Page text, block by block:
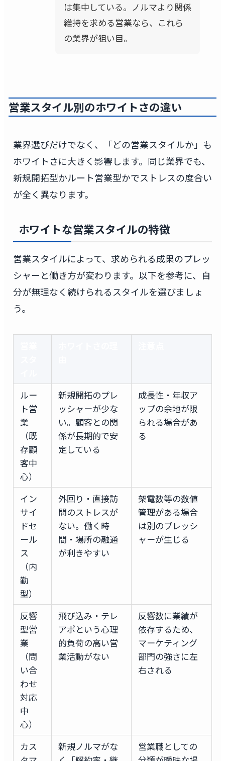
は集中している。ノルマより関係
維持を求める営業なら、これら
の業界が狙い目。
営業スタイル別のホワイトさの違い
業界選びだけでなく、「どの営業スタイルか」も
ホワイトさに大きく影響します。同じ業界でも、
新規開拓型かルート営業型かでストレスの度合い
が全く異なります。
ホワイトな営業スタイルの特徴
営業スタイルによって、求められる成果のプレッ
シャーと働き方が変わります。以下を参考に、自
分が無理なく続けられるスタイルを選びましょ
う。
ルー
ト営
業
（既
存顧
客中
心）
新規開拓のプレ
ッシャーが少な
い。顧客との関
係が長期的で安
定している
成長性・年収ア
ップの余地が限
られる場合があ
る
イン
サイ
ドセ
ール
ス
（内
勤
型）
外回り・直接訪
問のストレスが
ない。働く時
間・場所の融通
が利きやすい
架電数等の数値
管理がある場合
は別のプレッシ
ャーが生じる
反響
型営
業
（問
い合
わせ
対応
中
心）
飛び込み・テレ
アポという心理
的負荷の高い営
業活動がない
反響数に業績が
依存するため、
マーケティング
部門の強さに左
右される
カス
新規ノルマがな
営業職としての